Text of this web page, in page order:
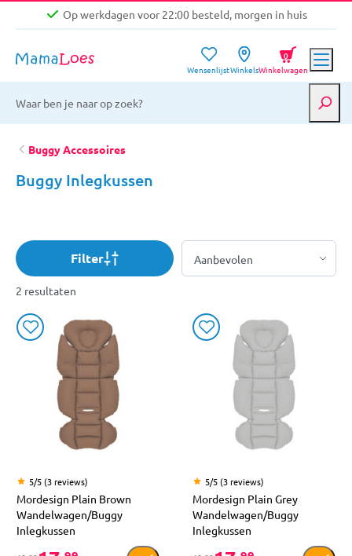
Op werkdagen voor 22:00 besteld, morgen in huis
Gratis verzending vanaf €39,-
Op werkdagen voor 22:00 besteld, morgen in huis
WensenlijstWinkelsWinkelwagen
0
Buggy Accessoires
Buggy Inlegkussen
Filter
2 resultaten
5/5 (3 reviews)
Mordesign Plain Brown
Wandelwagen/Buggy
Inlegkussen
5/5 (3 reviews)
Mordesign Plain Grey
Wandelwagen/Buggy
Inlegkussen